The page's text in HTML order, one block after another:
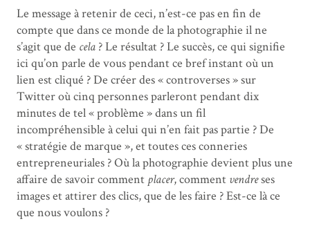
Le message à retenir de ceci, n’est-ce pas en fin de
compte que dans ce monde de la photographie il ne
s’agit que de cela ? Le résultat ? Le succès, ce qui signifie
ici qu’on parle de vous pendant ce bref instant où un
lien est cliqué ? De créer des « controverses » sur
Twitter où cinq personnes parleront pendant dix
minutes de tel « problème » dans un fil
incompréhensible à celui qui n’en fait pas partie ? De
« stratégie de marque », et toutes ces conneries
entrepreneuriales ? Où la photographie devient plus une
affaire de savoir comment placer, comment vendreses
images et attirer des clics, que de les faire ? Est-ce là ce
que nous voulons ?